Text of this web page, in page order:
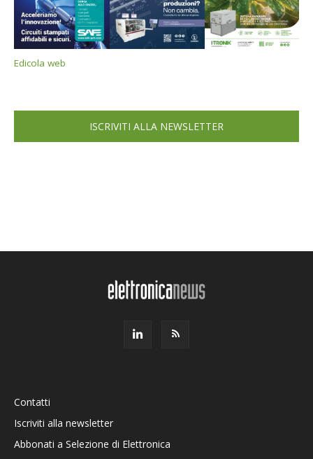
Edicola web
ISCRIVITI ALLA NEWSLETTER
Contatti
Iscriviti alla newsletter
Abbonati a Selezione di Elettronica